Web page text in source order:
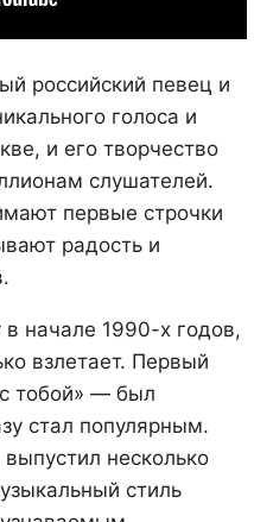
российский певец и
голоса и
и его творчество
слушателей.
первые строчки
радость и
начале 1990-х годов,
взлетает. Первый
тобой» — был
стал популярным.
несколько
стиль